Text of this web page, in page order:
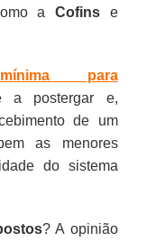
a Cofinse
para
a postergar e,
de um
as menores
do sistema
? A opinião